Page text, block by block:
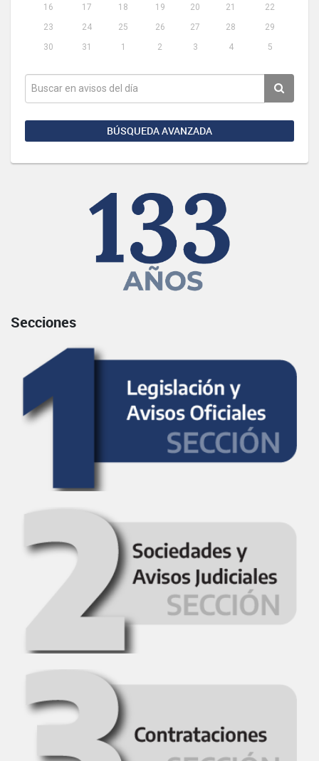
16
17 18 19 20 21
22
23
24 25 26 27 28
29
30
31 1 2 3 4 5
BÚSQUEDA AVANZADA
Secciones